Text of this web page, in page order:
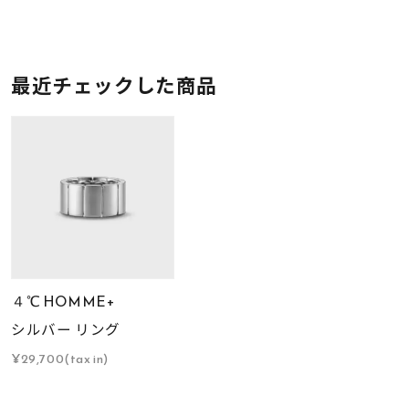
最近チェックした商品
４℃ HOMME+
シルバー リング
¥29,700(tax in)